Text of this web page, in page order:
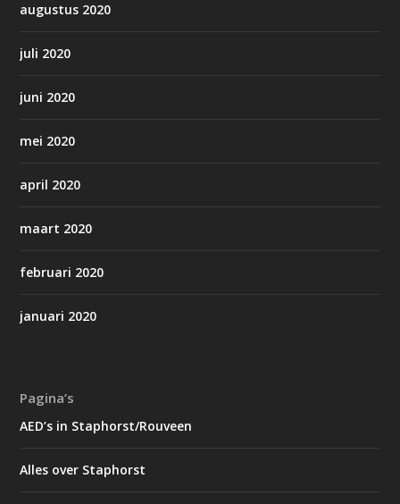
augustus 2020
juli 2020
juni 2020
mei 2020
april 2020
maart 2020
februari 2020
januari 2020
Pagina’s
AED’s in Staphorst/Rouveen
Alles over Staphorst